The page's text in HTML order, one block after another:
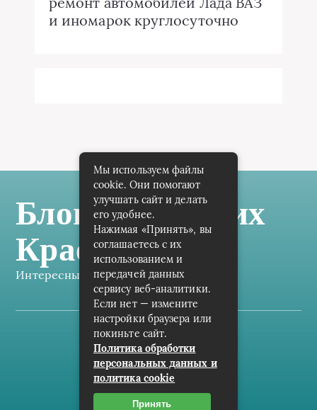
и иномарок круглосуточно
Блог Самарских
Краеведов
Интересные заметки каждый день
Карта сайта
Пользовательское соглашение
Контакты
Мы используем файлы
cookie. Они помогают
улучшать сайт и делать
его удобнее.
Нажимая «Принять», вы
соглашаетесь с их
использованием и
передачей данных
сервису веб-аналитики.
Если нет — измените
настройки браузера или
покиньте сайт.
Политика обработки
персональных данных и
политика cookie
Принять